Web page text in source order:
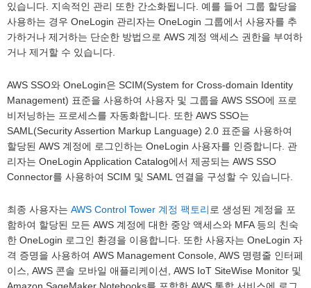
있습니다. 지속적인 관리 또한 간소화됩니다. 예를 들어 그룹 할당을
사용하는 경우 OneLogin 관리자는 OneLogin 그룹에서 사용자를 추
가하거나 제거하는 단순한 방법으로 AWS 계정 액세스 권한을 부여하
거나 제거할 수 있습니다.
AWS SSO와 OneLogin은 SCIM(System for Cross-domain Identity
Management) 표준을 사용하여 사용자 및 그룹을 AWS SSO에 프로
비저닝하는 프로세스를 자동화합니다. 또한 AWS SSO는
SAML(Security Assertion Markup Language) 2.0 표준을 사용하여
할당된 AWS 계정에 로그인하는 OneLogin 사용자를 인증합니다. 관
리자는 OneLogin Application Catalog에서 제공되는 AWS SSO
Connector를 사용하여 SCIM 및 SAML 연결을 구성할 수 있습니다.
최종 사용자는 AWS Control Tower 계정 팩토리 로 생성된 계정을 포
함하여 할당된 모든 AWS 계정에 대한 중앙 액세스와 MFA 등의 친숙
한 OneLogin 로그인 환경을 이용합니다. 또한 사용자는 OneLogin 자
격 증명을 사용하여 AWS Management Console, AWS 명령줄 인터페
이스, AWS 콘솔 모바일 애플리케이션, AWS IoT SiteWise Monitor 및